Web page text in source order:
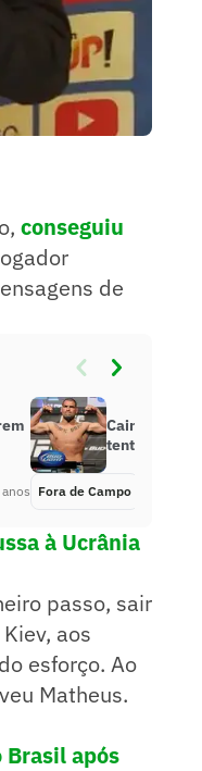
conseguiu
de
Cain
tentativa de
Fora de Campo
à Ucrânia
passo, sair
aos
esforço. Ao
Matheus.
Brasil após